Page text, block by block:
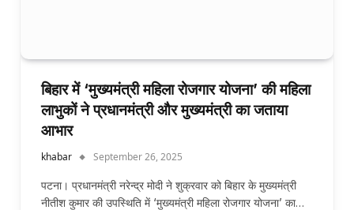
बिहार में ‘मुख्यमंत्री महिला रोजगार योजना’ की महिला
लाभुकों ने प्रधानमंत्री और मुख्यमंत्री का जताया
आभार
khabar September 26, 2025
पटना। प्रधानमंत्री नरेन्द्र मोदी ने शुक्रवार को बिहार के मुख्यमंत्री
नीतीश कुमार की उपस्थिति में ‘मुख्यमंत्री महिला रोजगार योजना’ का…